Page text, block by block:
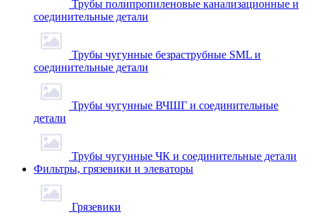
Трубы полипропиленовые канализационные и
соединительные детали
Трубы чугунные безраструбные SML и
соединительные детали
Трубы чугунные ВЧШГ и соединительные
детали
Трубы чугунные ЧК и соединительные детали
Фильтры, грязевики и элеваторы
Грязевики